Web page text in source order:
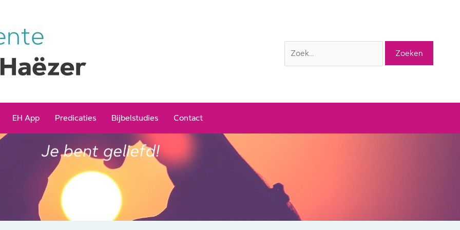
Zoek
naar:
EH App Predicaties Bijbelstudies Contact